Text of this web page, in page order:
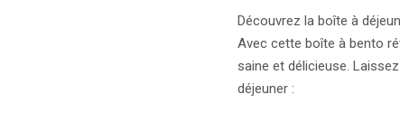
Découvrez la boîte à
Avec cette boîte à bento
saine et délicieuse.
déjeuner :